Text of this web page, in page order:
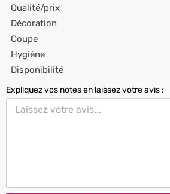
Qualité/prix
Décoration
Coupe
Hygiène
Disponibilité
Expliquez vos notes en laissez votre avis :